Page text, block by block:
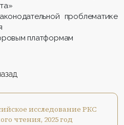
проблематике
платформам
исследование РКС
чтения, 2025 год